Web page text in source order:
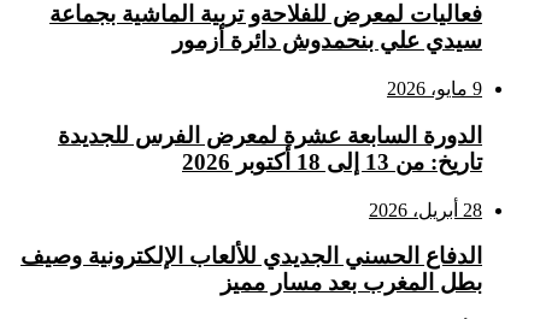
فعاليات لمعرض للفلاحةو تربية الماشية بجماعة
سيدي علي بنحمدوش دائرة أزمور
9 مايو، 2026
الدورة السابعة عشرة لمعرض الفرس للجديدة
تاريخ: من 13 إلى 18 أكتوبر 2026
28 أبريل، 2026
الدفاع الحسني الجديدي للألعاب الإلكترونية وصيف
بطل المغرب بعد مسار مميز